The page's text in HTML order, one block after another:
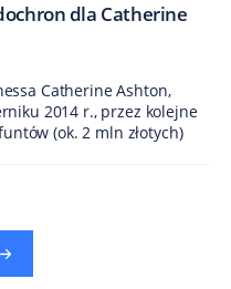
dla Catherine
Catherine Ashton,
2014 r., przez kolejne
(ok. 2 mln złotych)